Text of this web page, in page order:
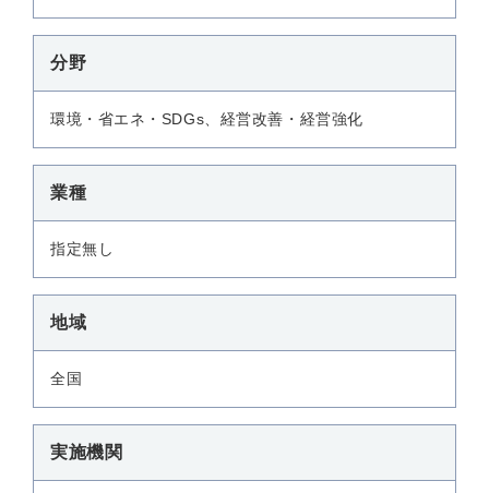
分野
環境・省エネ・SDGs、経営改善・経営強化
業種
指定無し
地域
全国
実施機関